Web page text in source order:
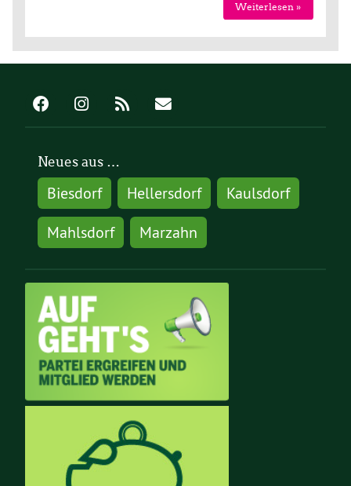
Weiterlesen »
Neues aus …
Biesdorf Hellersdorf
Kaulsdorf
Mahlsdorf
Marzahn